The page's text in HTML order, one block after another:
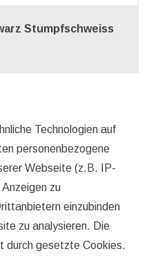
Stumpfschweiss
Technologien auf
personenbezogene
Webseite (z.B. IP-
zu
einzubinden
zu analysieren. Die
durch gesetzte Cookies.